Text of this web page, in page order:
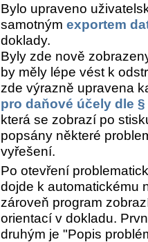
Bylo upraveno
samotným exportem
doklady.
Byly zde nově
by měly lépe vést k
zde výrazně upravena
pro daňové účely dle
která se zobrazí po
popsány některé
vyřešení.
Po otevření
dojde k automatickému
zároveň program
orientací v dokladu.
druhým je "Popis